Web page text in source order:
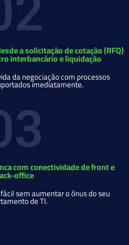
a solicitação de cotação (RFQ)
interbancário e liquidação
da negociação com processos
imediatamente.
com conectividade de front e
office
sem aumentar o ônus do seu
de TI.